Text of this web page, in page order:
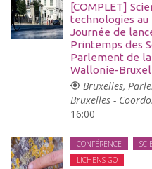
[COMPLET]
technologies au
Journée de
Printemps des
Parlement de
Wallonie-
Bruxelles,
Bruxelles -
16:00
CONFÉRENCE
LICHENS GO